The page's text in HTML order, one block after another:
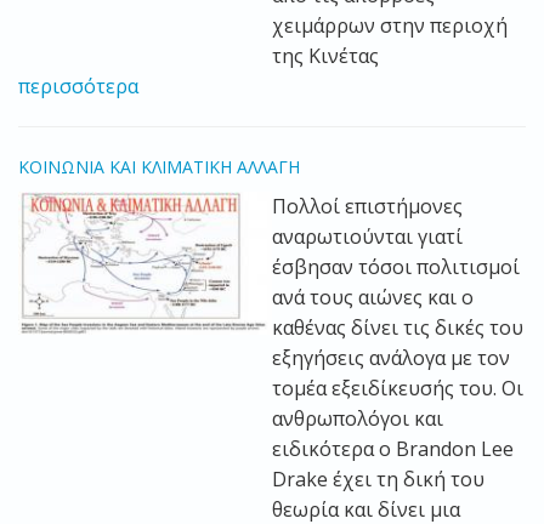
χειμάρρων στην περιοχή
της Κινέτας
περισσότερα
ΚΟΙΝΩΝΙΑ ΚΑΙ ΚΛΙΜΑΤΙΚΗ ΑΛΛΑΓΗ
Πολλοί επιστήμονες
αναρωτιούνται γιατί
έσβησαν τόσοι πολιτισμοί
ανά τους αιώνες και ο
καθένας δίνει τις δικές του
εξηγήσεις ανάλογα με τον
τομέα εξειδίκευσής του. Οι
ανθρωπολόγοι και
ειδικότερα ο Brandon Lee
Drake έχει τη δική του
θεωρία και δίνει μια